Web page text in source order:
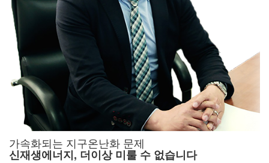
가속화되는 지구온난화 문제
신재생에너지, 더이상 미룰 수 없습니다